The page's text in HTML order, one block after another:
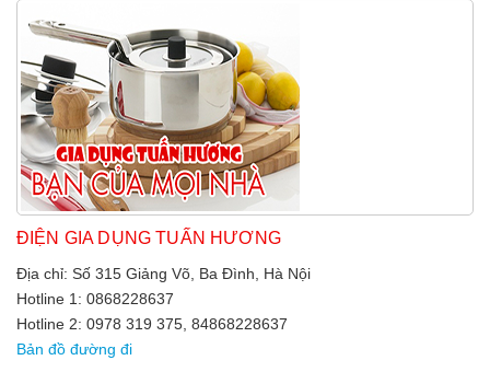
ĐIỆN GIA DỤNG TUẤN HƯƠNG
Địa chỉ: Số 315 Giảng Võ, Ba Đình, Hà Nội
Hotline 1: 0868228637
Hotline 2: 0978 319 375, 84868228637
Bản đồ đường đi